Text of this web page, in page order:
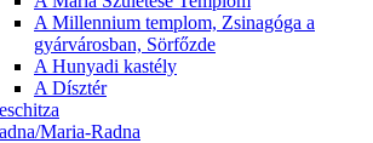
A Millennium templom, Zsinagóga a
gyárvárosban, Sörfőzde
A Hunyadi kastély
A Dísztér
Maria-Radna